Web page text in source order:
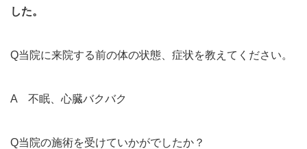
した。
Q当院に来院する前の体の状態、症状を教えてください。
A 不眠、心臓バクバク
Q当院の施術を受けていかがでしたか？